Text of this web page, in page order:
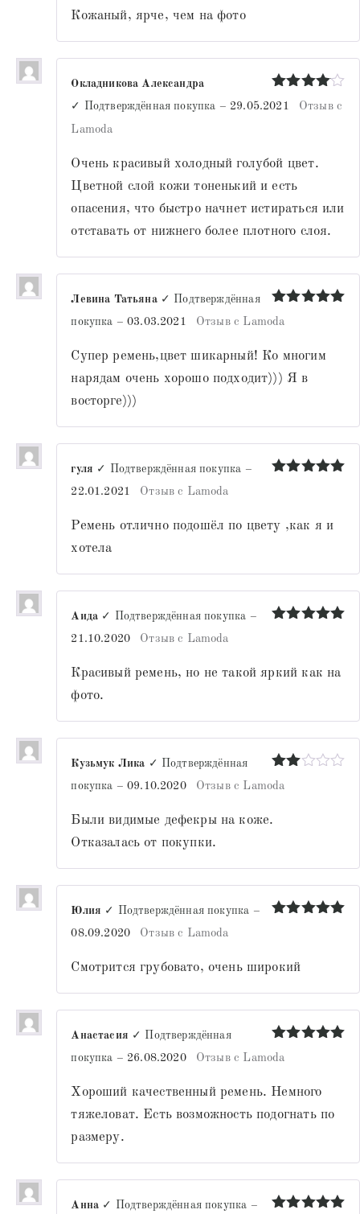
Кожаный, ярче, чем на фото
Оценка
из 5
Окладникова Александра
✓ Подтверждённая покупка – 29.05.2021
Отзыв с
Lamoda
Очень красивый холодный голубой цвет.
Цветной слой кожи тоненький и есть
опасения, что быстро начнет истираться или
отставать от нижнего более плотного слоя.
Оценка
из 5
Левина Татьяна ✓ Подтверждённая
покупка – 03.03.2021 Отзыв с Lamoda
Супер ремень,цвет шикарный! Ко многим
нарядам очень хорошо подходит))) Я в
восторге)))
гуля ✓ Подтверждённая покупка –
22.01.2021
Отзыв с Lamoda
Ремень отлично подошёл по цвету ,как я и
хотела
Аида ✓ Подтверждённая покупка –
21.10.2020
Отзыв с Lamoda
Красивый ремень, но не такой яркий как на
фото.
Оценка
2из
Кузьмук Лика ✓ Подтверждённая
покупка – 09.10.2020 Отзыв с Lamoda
Были видимые дефекры на коже.
Отказалась от покупки.
Юлия ✓ Подтверждённая покупка –
08.09.2020
Отзыв с Lamoda
Смотрится грубовато, очень широкий
Оценка
из 5
Анастасия ✓ Подтверждённая
покупка – 26.08.2020 Отзыв с Lamoda
Хороший качественный ремень. Немного
тяжеловат. Есть возможность подогнать по
размеру.
Анна ✓ Подтверждённая покупка –